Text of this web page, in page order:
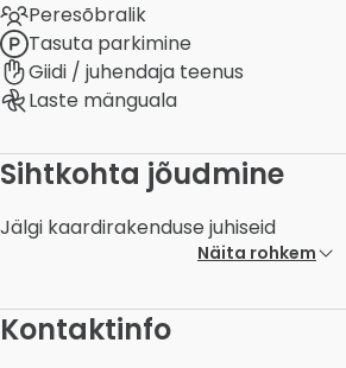
Peresõbralik
Tasuta parkimine
Giidi / juhendaja teenus
Laste mänguala
Sihtkohta jõudmine
Jälgi kaardirakenduse juhiseid
Näita rohkem
Kontaktinfo